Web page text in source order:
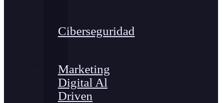
Ciberseguridad
Marketing
Digital Al
Driven